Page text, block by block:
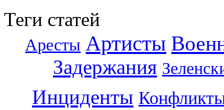
Теги статей
Аресты Артисты
Задержания
Инциденты